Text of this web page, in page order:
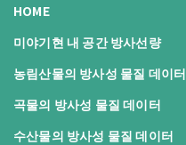
HOME
미야기현 내 공간 방사선량
농림산물의 방사성 물질 데이터
곡물의 방사성 물질 데이터
수산물의 방사성 물질 데이터